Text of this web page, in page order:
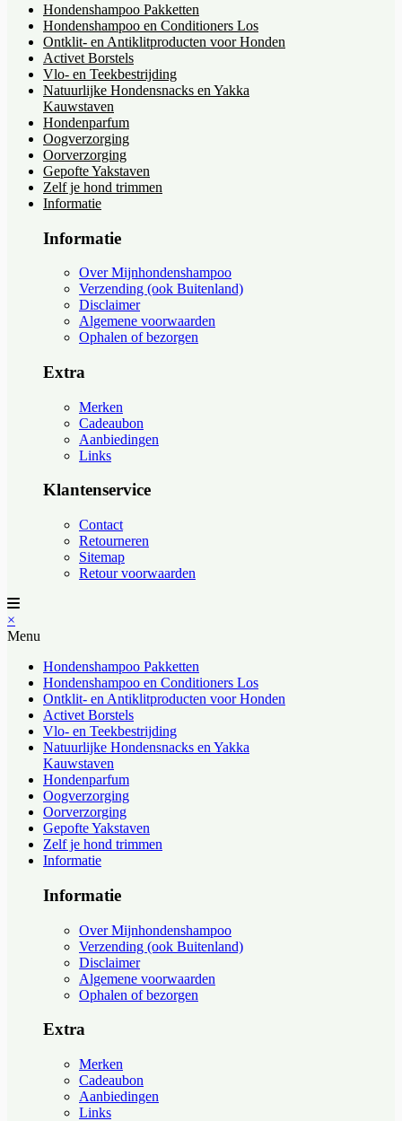
Hondenshampoo Pakketten
Hondenshampoo en Conditioners Los
Ontklit- en Antiklitproducten voor Honden
Activet Borstels
Vlo- en Teekbestrijding
Natuurlijke Hondensnacks en Yakka
Kauwstaven
Hondenparfum
Oogverzorging
Oorverzorging
Gepofte Yakstaven
Zelf je hond trimmen
Informatie
Informatie
Over Mijnhondenshampoo
Verzending (ook Buitenland)
Disclaimer
Algemene voorwaarden
Ophalen of bezorgen
Extra
Merken
Cadeaubon
Aanbiedingen
Links
Klantenservice
Contact
Retourneren
Sitemap
Retour voorwaarden
×
Menu
Hondenshampoo Pakketten
Hondenshampoo en Conditioners Los
Ontklit- en Antiklitproducten voor Honden
Activet Borstels
Vlo- en Teekbestrijding
Natuurlijke Hondensnacks en Yakka
Kauwstaven
Hondenparfum
Oogverzorging
Oorverzorging
Gepofte Yakstaven
Zelf je hond trimmen
Informatie
Informatie
Over Mijnhondenshampoo
Verzending (ook Buitenland)
Disclaimer
Algemene voorwaarden
Ophalen of bezorgen
Extra
Merken
Cadeaubon
Aanbiedingen
Links